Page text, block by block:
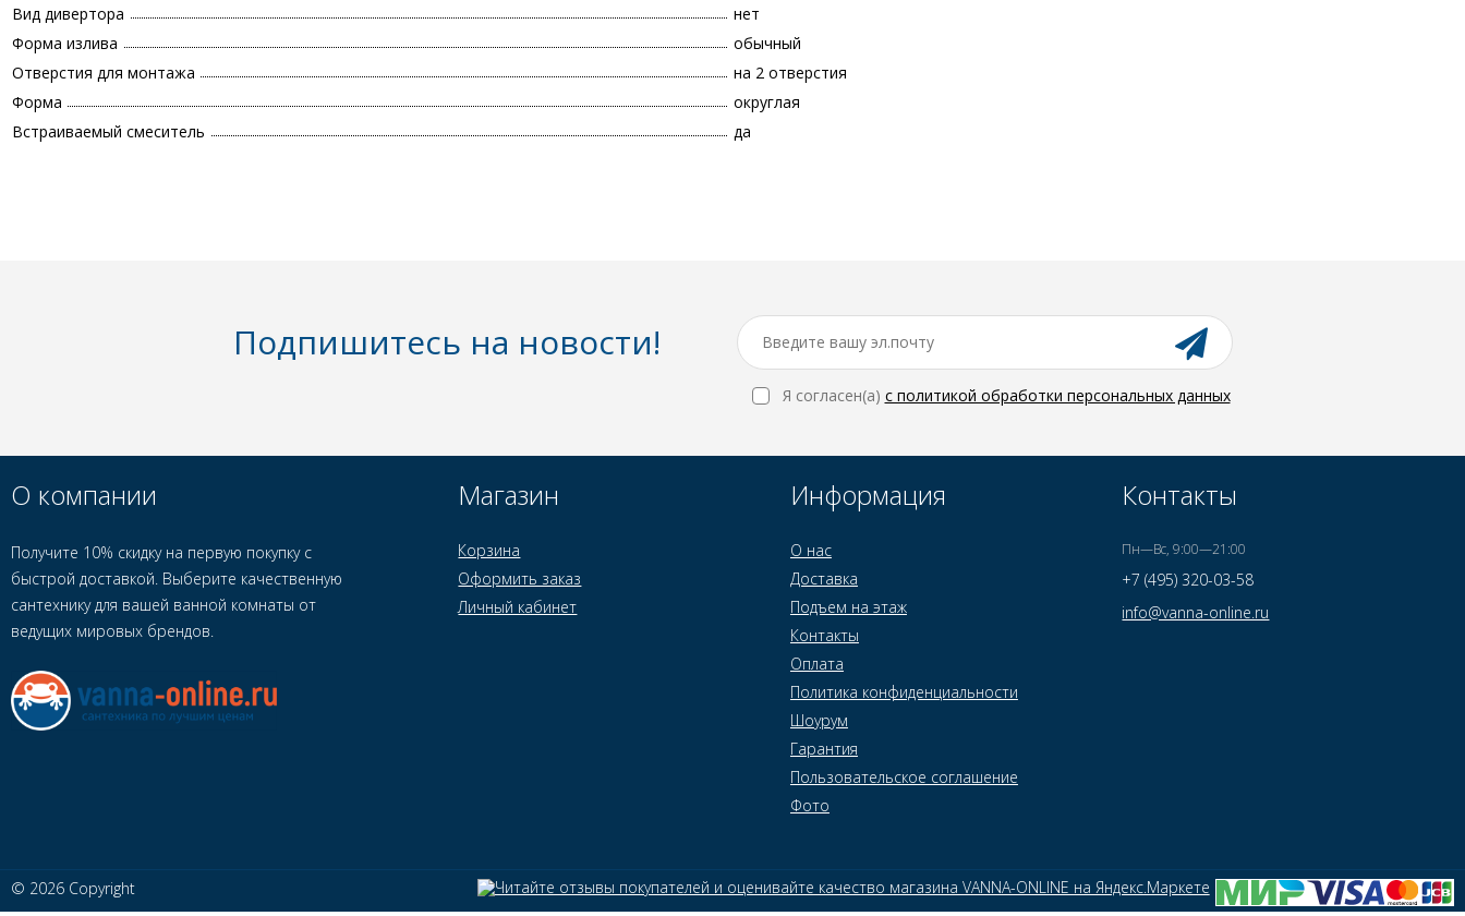
Вид дивертора
нет
Форма излива
обычный
Отверстия для монтажа
на 2 отверстия
Форма
округлая
Встраиваемый смеситель
да
Подпишитесь на новости!
Я согласен(a) с политикой обработки персональных данных
О компании
Получите 10% скидку на первую покупку с
быстрой доставкой. Выберите качественную
сантехнику для вашей ванной комнаты от
ведущих мировых брендов.
Магазин
Корзина
Оформить заказ
Личный кабинет
Информация
О нас
Доставка
Подъем на этаж
Контакты
Оплата
Политика конфиденциальности
Шоурум
Гарантия
Пользовательское соглашение
Фото
Контакты
Пн—Вс, 9:00—21:00
+7 (495) 320-03-58
info@vanna-online.ru
© 2026 Copyright